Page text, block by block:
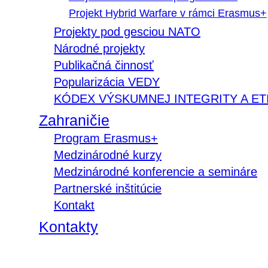
Projekt Hybrid Warfare v rámci Erasmus+
Projekty pod gesciou NATO
Národné projekty
Publikačná činnosť
Popularizácia VEDY
KÓDEX VÝSKUMNEJ INTEGRITY A
Zahraničie
Program Erasmus+
Medzinárodné kurzy
Medzinárodné konferencie a semináre
Partnerské inštitúcie
Kontakt
Kontakty